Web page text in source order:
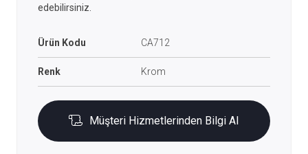
edebilirsiniz.
Ürün Kodu CA712
Renk Krom
Müşteri Hizmetlerinden Bilgi Al